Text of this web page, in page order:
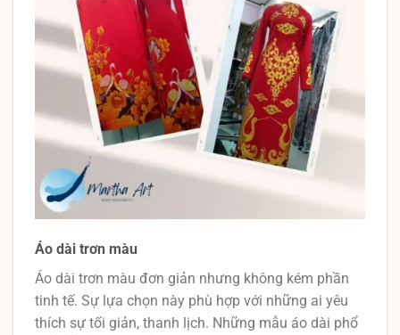
Áo dài trơn màu
Áo dài trơn màu đơn giản nhưng không kém phần
tinh tế. Sự lựa chọn này phù hợp với những ai yêu
thích sự tối giản, thanh lịch. Những mẫu áo dài phổ